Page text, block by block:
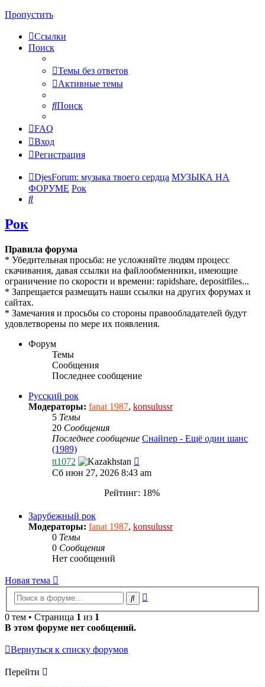
Пропустить
Ссылки
Поиск
Темы без ответов
Активные темы
Поиск
FAQ
Вход
Регистрация
DjesForum: музыка твоего сердца МУЗЫКА НА
ФОРУМЕ Рок
Поиск
Рок
Правила форума
* Убедительная просьба: не усложняйте людям процесс
скачивания, давая ссылки на файлообменники, имеющие
ограничение по скорости и времени: rapidshare, depositfiles...
* Запрещается размещать наши ссылки на других форумах и
сайтах.
* Замечания и просьбы со стороны правообладателей будут
удовлетворены по мере их появления.
Форум
Темы
Сообщения
Последнее сообщение
Русский рок
Модераторы: fanat 1987, konsulussr
5 Темы
20 Сообщения
Последнее сообщение Снайпер - Ещё один шанс
(1989)
tt1072
к
сообщению
Сб июн 27, 2026 8:43 am
Рейтинг: 18%
Зарубежный рок
Модераторы: fanat 1987, konsulussr
0 Темы
0 Сообщения
Нет сообщений
Новая тема
Поиск
0 тем • Страница 1 из 1
В этом форуме нет сообщений.
Вернуться к списку форумов
Перейти